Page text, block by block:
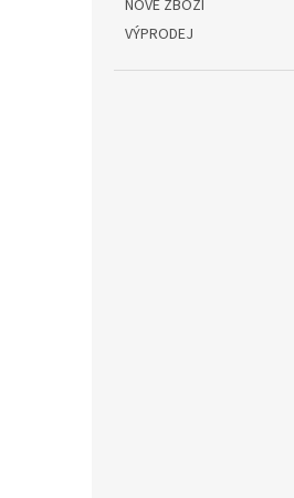
NOVÉ ZBOŽÍ
VÝPRODEJ